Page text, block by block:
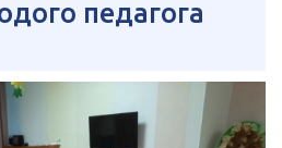
педагога